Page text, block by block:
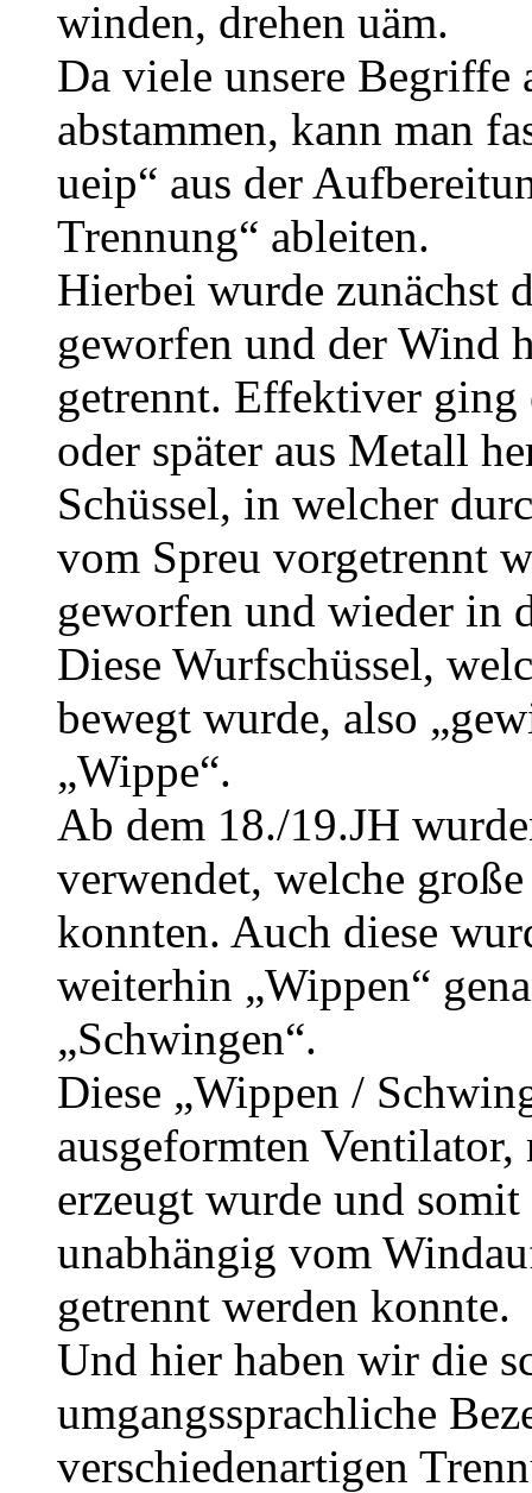
winden, drehen uäm.
Da viele unsere Begriffe
abstammen, kann man
ueip“ aus der
Trennung“ ableiten.
Hierbei wurde zunächst
geworfen und der Wind
getrennt. Effektiver ging
oder später aus Metall
Schüssel, in welcher
vom Spreu vorgetrennt
geworfen und wieder in
Diese Wurfschüssel,
bewegt wurde, also
„Wippe“.
Ab dem 18./19.JH
verwendet, welche
konnten. Auch diese
weiterhin „Wippen“
„Schwingen“.
Diese „Wippen /
ausgeformten
erzeugt wurde und
unabhängig vom
getrennt werden konnte.
Und hier haben wir die
umgangssprachliche
verschiedenartigen